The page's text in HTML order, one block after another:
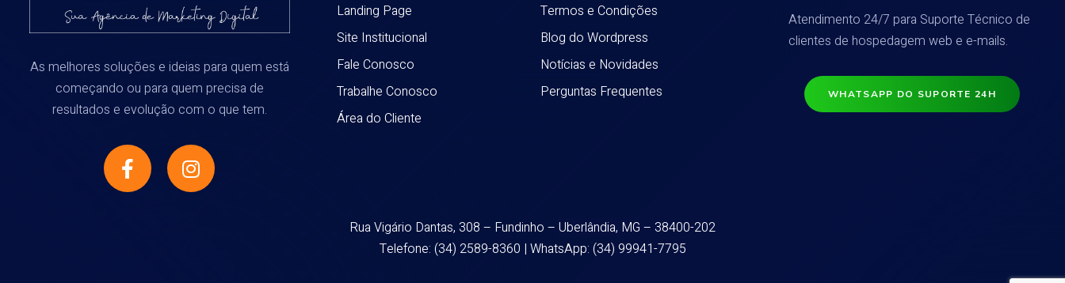
As melhores soluções e ideias para quem está
começando ou para quem precisa de
resultados e evolução com o que tem.
Landing Page
Site Institucional
Fale Conosco
Trabalhe Conosco
Área do Cliente
Termos e Condições
Blog do Wordpress
Notícias e Novidades
Perguntas Frequentes
Atendimento 24/7 para Suporte Técnico de
clientes de hospedagem web e e-mails.
WHATSAPP DO SUPORTE 24H
Rua Vigário Dantas, 308 – Fundinho – Uberlândia, MG – 38400-202
Telefone: (34) 2589-8360 | WhatsApp: (34) 99941-7795